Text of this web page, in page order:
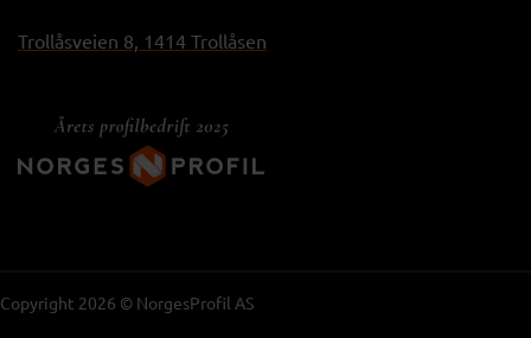
Trollåsveien 8, 1414 Trollåsen
Copyright 2026 © NorgesProfil AS